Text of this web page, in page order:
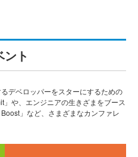
ント
デベロッパーをスターにするための
や、エンジニアの生きざまをブース
」など、さまざまなカンファレ